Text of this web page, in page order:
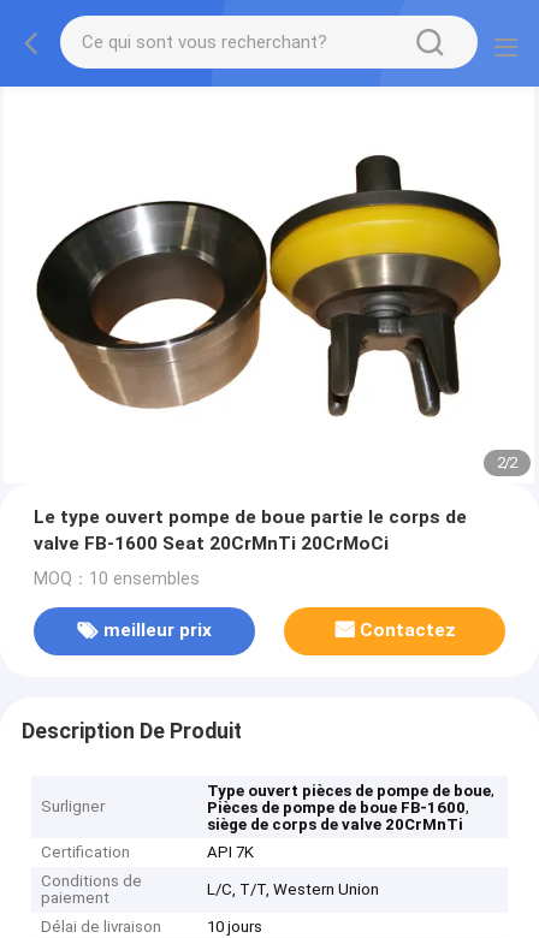
2/2
Le type ouvert pompe de boue partie le corps de
valve FB-1600 Seat 20CrMnTi 20CrMoCi
MOQ：10 ensembles
meilleur prix Contactez
Description De Produit
Surligner
Type ouvert pièces de pompe de boue,
Pièces de pompe de boue FB-1600,
siège de corps de valve 20CrMnTi
Certification
API 7K
Conditions de
paiement
L/C, T/T, Western Union
Délai de livraison
10 jours